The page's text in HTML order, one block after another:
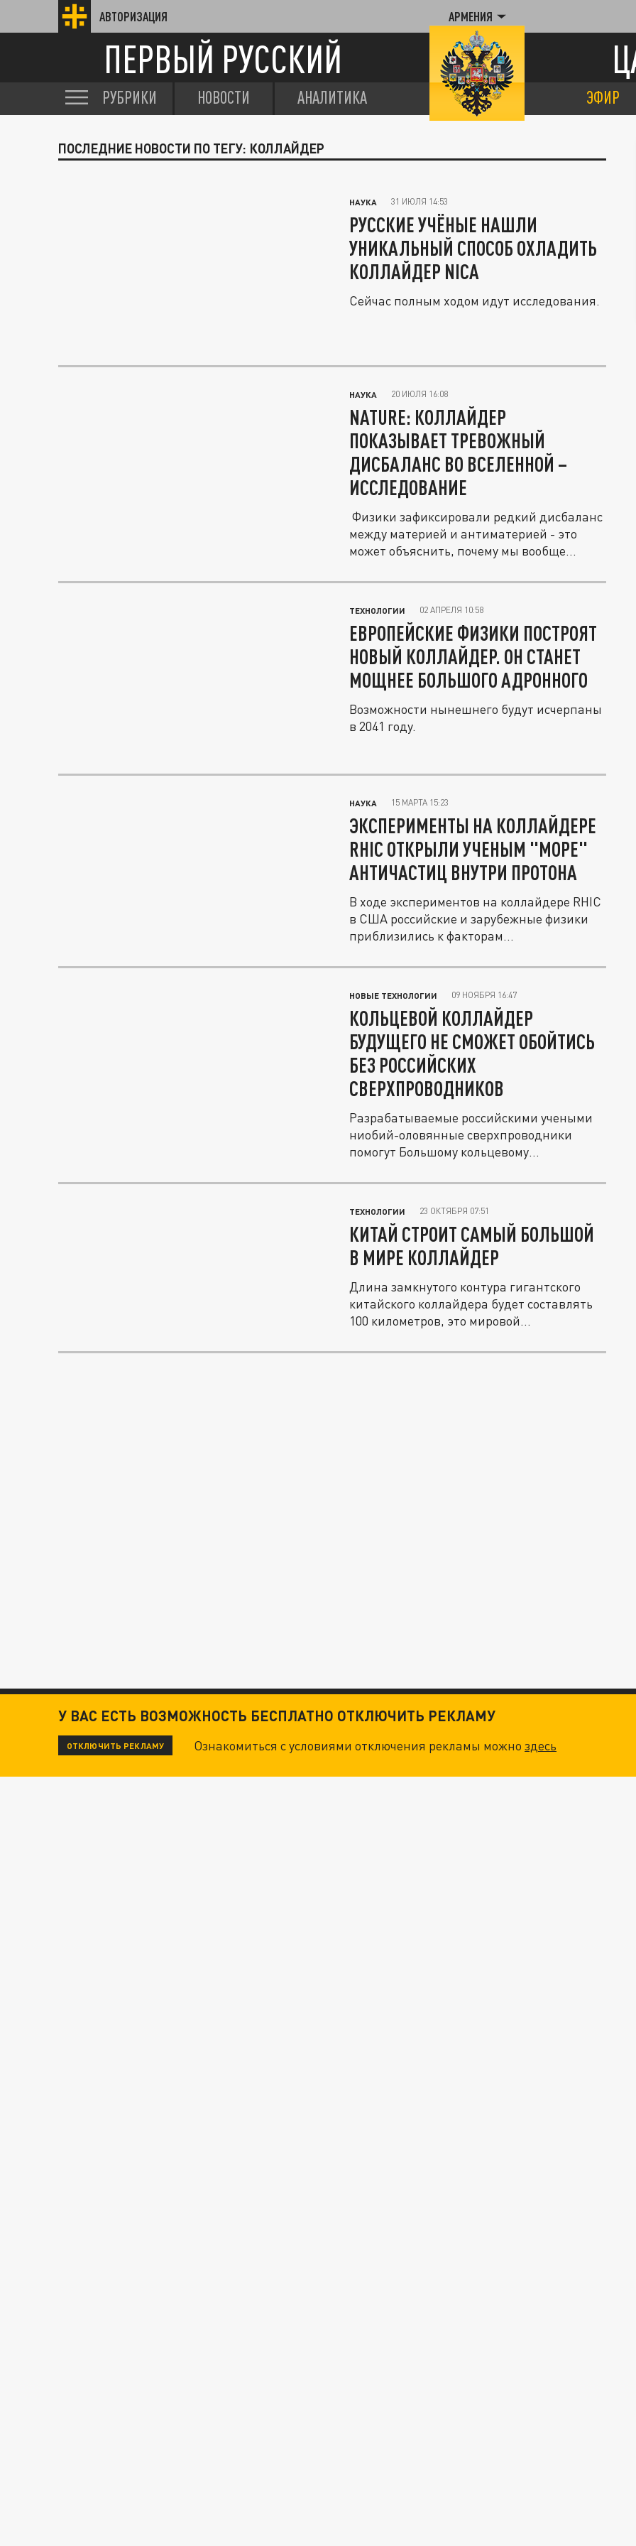
АВТОРИЗАЦИЯ АРМЕНИЯ
ПЕРВЫЙ РУССКИЙ
РУБРИКИ НОВОСТИ АНАЛИТИКА ЭФИР
ПОСЛЕДНИЕ НОВОСТИ ПО ТЕГУ: КОЛЛАЙДЕР
НАУКА 31 ИЮЛЯ 14:53
РУССКИЕ УЧЁНЫЕ НАШЛИ
УНИКАЛЬНЫЙ СПОСОБ ОХЛАДИТЬ
КОЛЛАЙДЕР NICA
Сейчас полным ходом идут исследования.
НАУКА 20 ИЮЛЯ 16:08
NATURE: КОЛЛАЙДЕР
ПОКАЗЫВАЕТ ТРЕВОЖНЫЙ
ДИСБАЛАНС ВО ВСЕЛЕННОЙ –
ИССЛЕДОВАНИЕ
Физики зафиксировали редкий дисбаланс
между материей и антиматерией - это
может объяснить, почему мы вообще...
ТЕХНОЛОГИИ 02 АПРЕЛЯ 10:58
ЕВРОПЕЙСКИЕ ФИЗИКИ ПОСТРОЯТ
НОВЫЙ КОЛЛАЙДЕР. ОН СТАНЕТ
МОЩНЕЕ БОЛЬШОГО АДРОННОГО
Возможности нынешнего будут исчерпаны
в 2041 году.
НАУКА 15 МАРТА 15:23
ЭКСПЕРИМЕНТЫ НА КОЛЛАЙДЕРЕ
RHIC ОТКРЫЛИ УЧЕНЫМ "МОРЕ"
АНТИЧАСТИЦ ВНУТРИ ПРОТОНА
В ходе экспериментов на коллайдере RHIC
в США российские и зарубежные физики
приблизились к факторам...
НОВЫЕ ТЕХНОЛОГИИ 09 НОЯБРЯ 16:47
КОЛЬЦЕВОЙ КОЛЛАЙДЕР
БУДУЩЕГО НЕ СМОЖЕТ ОБОЙТИСЬ
БЕЗ РОССИЙСКИХ
СВЕРХПРОВОДНИКОВ
Разрабатываемые российскими учеными
ниобий-оловянные сверхпроводники
помогут Большому кольцевому
ТЕХНОЛОГИИ 23 ОКТЯБРЯ 07:51
КИТАЙ СТРОИТ САМЫЙ БОЛЬШОЙ
В МИРЕ КОЛЛАЙДЕР
Длина замкнутого контура гигантского
китайского коллайдера будет составлять
100 километров, это мировой...
У ВАС ЕСТЬ ВОЗМОЖНОСТЬ БЕСПЛАТНО ОТКЛЮЧИТЬ РЕКЛАМУ
ОТКЛЮЧИТЬ РЕКЛАМУ Ознакомиться с условиями отключения рекламы можноздесь